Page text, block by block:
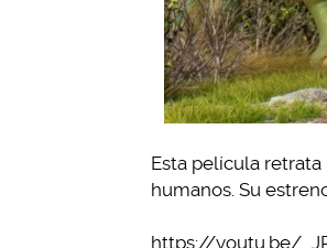
Esta película
humanos. Su
https://youtu.be/